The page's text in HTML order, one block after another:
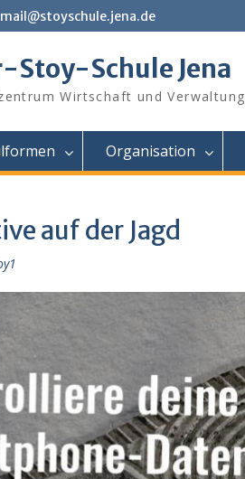
mail@stoyschule.jena.de
Schule Jena
Wirtschaft und Verwaltung
Organisation
auf der Jagd